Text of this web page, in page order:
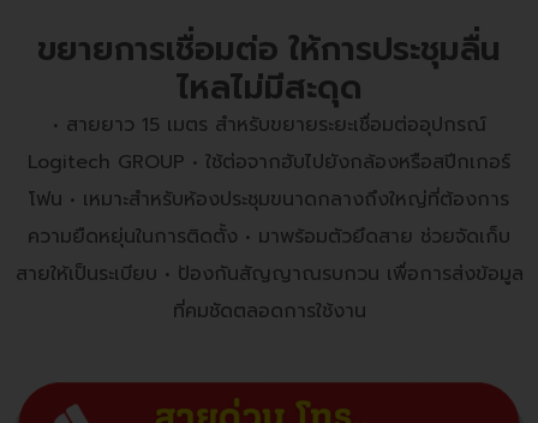
ขยายการเชื่อมต่อ ให้การประชุมลื่น
ไหลไม่มีสะดุด
• สายยาว 15 เมตร สำหรับขยายระยะเชื่อมต่ออุปกรณ์
Logitech GROUP • ใช้ต่อจากฮับไปยังกล้องหรือสปีกเกอร์
โฟน • เหมาะสำหรับห้องประชุมขนาดกลางถึงใหญ่ที่ต้องการ
ความยืดหยุ่นในการติดตั้ง • มาพร้อมตัวยึดสาย ช่วยจัดเก็บ
สายให้เป็นระเบียบ • ป้องกันสัญญาณรบกวน เพื่อการส่งข้อมูล
ที่คมชัดตลอดการใช้งาน